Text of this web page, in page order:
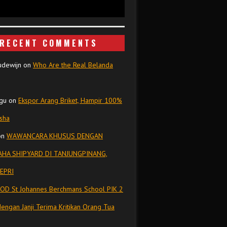
RECENT COMMENTS
on Who Are the Real Belanda
on Ekspor Arang Briket, Hampir 100%
WAWANCARA KHUSUS DENGAN
SHIPYARD DI TANJUNGPINANG,
St Johannes Berchmans School PIK 2
Janji Terima Kritikan Orang Tua